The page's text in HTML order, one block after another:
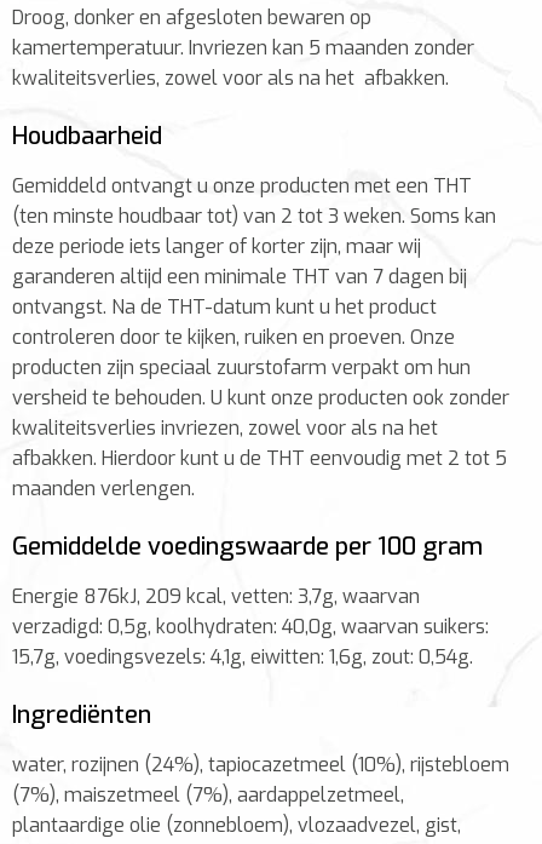
Droog, donker en afgesloten bewaren op
kamertemperatuur. Invriezen kan 5 maanden zonder
kwaliteitsverlies, zowel voor als na het afbakken.
Houdbaarheid
Gemiddeld ontvangt u onze producten met een THT
(ten minste houdbaar tot) van 2 tot 3 weken. Soms kan
deze periode iets langer of korter zijn, maar wij
garanderen altijd een minimale THT van 7 dagen bij
ontvangst. Na de THT-datum kunt u het product
controleren door te kijken, ruiken en proeven. Onze
producten zijn speciaal zuurstofarm verpakt om hun
versheid te behouden. U kunt onze producten ook zonder
kwaliteitsverlies invriezen, zowel voor als na het
afbakken. Hierdoor kunt u de THT eenvoudig met 2 tot 5
maanden verlengen.
Gemiddelde voedingswaarde per 100 gram
Energie 876kJ, 209 kcal, vetten: 3,7g, waarvan
verzadigd: 0,5g, koolhydraten: 40,0g, waarvan suikers:
15,7g, voedingsvezels: 4,1g, eiwitten: 1,6g, zout: 0,54g.
Ingrediënten
water, rozijnen (24%), tapiocazetmeel (10%), rijstebloem
(7%), maiszetmeel (7%), aardappelzetmeel,
plantaardige olie (zonnebloem), vlozaadvezel, gist,